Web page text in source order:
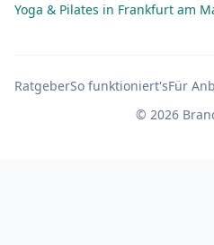
Yoga & Pilates in Frankfurt am
RatgeberSo funktioniert'sFür
© 2026